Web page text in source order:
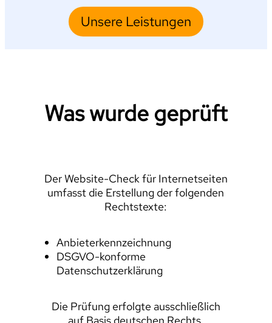
Unsere Leistungen
Was wurde geprüft
Der Website-Check für Internetseiten
umfasst die Erstellung der folgenden
Rechtstexte:
Anbieterkennzeichnung
DSGVO-konforme
Datenschutzerklärung
Die Prüfung erfolgte ausschließlich